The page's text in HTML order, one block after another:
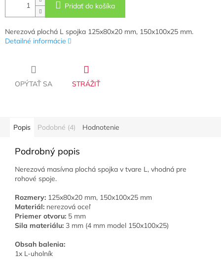
Pridať do košíka
Nerezová plochá L spojka 125x80x20 mm, 150x100x25 mm.
Detailné informácie
OPÝTAŤ SA STRÁŽIŤ
Popis Podobné (4) Hodnotenie
Podrobný popis
Nerezová masívna plochá spojka v tvare L, vhodná pre
rohové spoje.
Rozmery: 125x80x20 mm, 150x100x25 mm
Materiál: nerezová oceľ
Priemer otvoru: 5 mm
Sila materiálu: 3 mm (4 mm model 150x100x25)
Obsah balenia:
1x L-uholník